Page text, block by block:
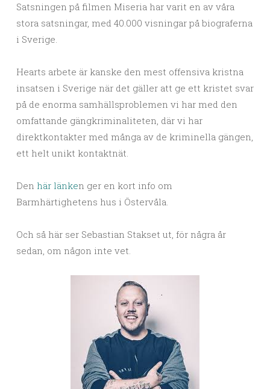
Satsningen på filmen Miseria har varit en av våra
stora satsningar, med 40.000 visningar på biograferna
i Sverige.
Hearts arbete är kanske den mest offensiva kristna
insatsen i Sverige när det gäller att ge ett kristet svar
på de enorma samhällsproblemen vi har med den
omfattande gängkriminaliteten, där vi har
direktkontakter med många av de kriminella gängen,
ett helt unikt kontaktnät.
Den här länken ger en kort info om
Barmhärtighetens hus i Östervåla.
Och så här ser Sebastian Stakset ut, för några år
sedan, om någon inte vet.